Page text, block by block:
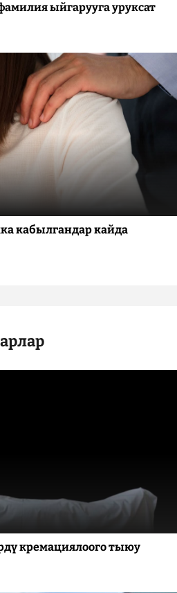
ыйгарууга уруксат
кабылгандар кайда
кремациялоого тыюу